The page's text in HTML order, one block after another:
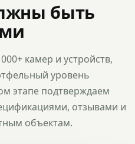
быть
камер и устройств,
уровень
этапе подтверждаем
отзывами и
объектам.